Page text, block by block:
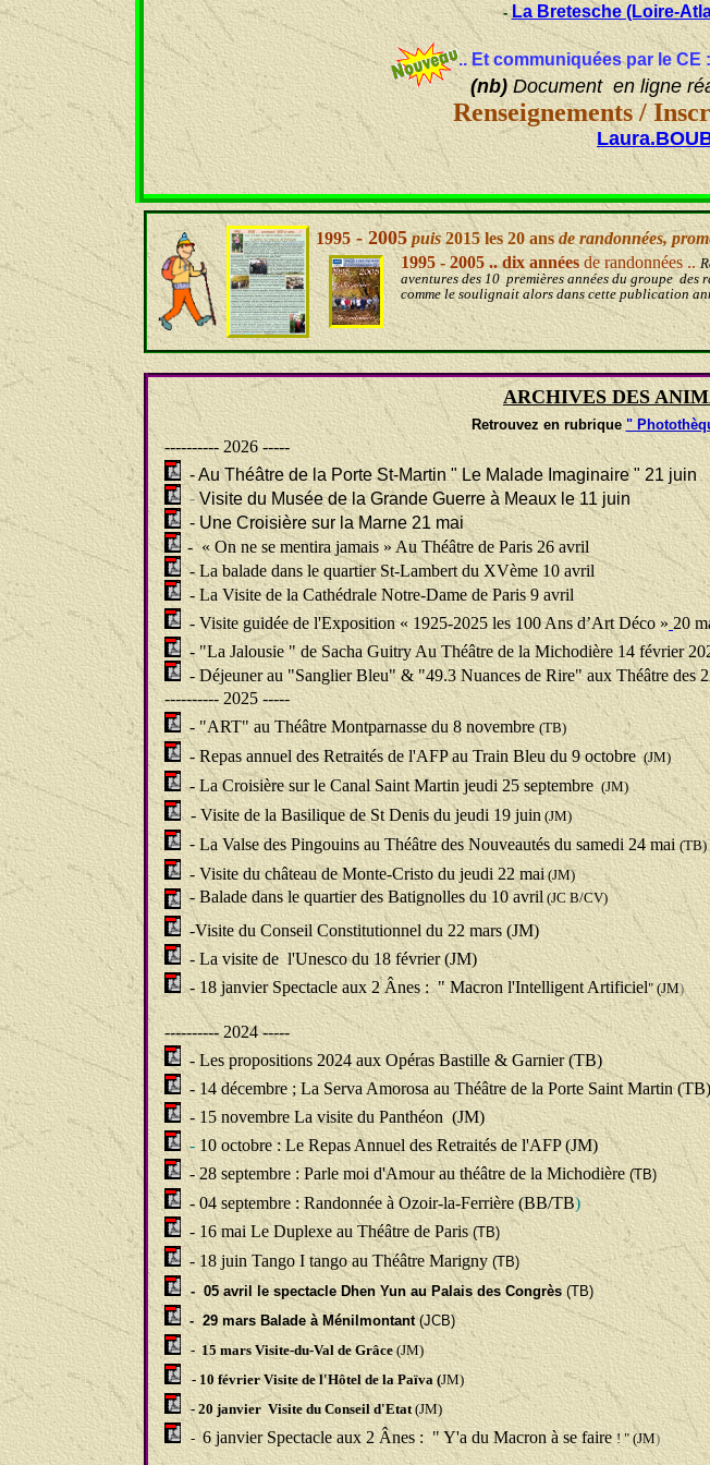
-La Bretesche (Loire-
.. Et communiquées par le CE
(nb)Document en ligne
Renseignements /
1995- 2005 puis2015 les 20 ansde randonnées,
1995 - 2005 .. dix années de randonnées ..
aventures des 10 premières années du groupe
comme le soulignait alors dans cette publication
ARCHIVES DES
Retrouvez en rubrique "
---------- 2026 -----
- Au Théâtre de la Porte St-Martin " Le Malade Imaginaire " 21 juin
-Visite du Musée de la Grande Guerre à Meaux le 11 juin
- Une Croisière sur la Marne 21 mai
- « On ne se mentira jamais » Au Théâtre de Paris 26 avril
- La balade dans le quartier St-Lambert du XVème 10 avril
- La Visite de la Cathédrale Notre-Dame de Paris 9 avril
- Visite guidée de l'Exposition « 1925-2025 les 100 Ans d’Art Déco » 20
- "La Jalousie " de Sacha Guitry Au Théâtre de la Michodière 14 février
- Déjeuner au "Sanglier Bleu" & "49.3 Nuances de Rire" aux Théâtre des
---------- 2025 -----
- "ART" au Théâtre Montparnasse du 8 novembre (TB)
-Repas annuel des Retraités de l'AFP au Train Bleu du 9 octobre (JM)
- La Croisière sur le Canal Saint Martin jeudi 25 septembre (JM)
- Visite de la Basilique de St Denis du jeudi 19 juin (JM)
-La Valse des Pingouins au Théâtre des Nouveautés du samedi 24 mai (TB)
- Visite du château de Monte-Cristo du jeudi 22 mai(JM)
- Balade dans le quartier des Batignolles du 10 avril(JC B/CV)
-Visite du Conseil Constitutionnel du 22 mars (JM)
- La visite de l'Unesco du 18 février(JM)
- 18 janvier Spectacle aux 2 Ânes :" Macron l'Intelligent Artificiel" (JM)
---------- 2024 -----
- Les propositions 2024 aux Opéras Bastille & Garnier (TB)
- 14 décembre ; La Serva Amorosa au Théâtre de la Porte Saint Martin (TB)
- 15 novembre La visite du Panthéon (JM)
- 10 octobre : Le Repas Annuel des Retraités de l'AFP(JM)
- 28 septembre : Parle moi d'Amour au théâtre de la Michodière (TB)
- 04 septembre : Randonnée à Ozoir-la-Ferrière (BB/TB)
- 16 mai Le Duplexe au Théâtre de Paris(TB)
- 18 juin Tango I tango au Théâtre Marigny (TB)
- 05 avril le spectacle Dhen Yun au Palais des Congrès (TB)
- 29 mars Balade à Ménilmontant(JCB)
- 15 mars Visite-du-Val de Grâce(JM)
- 10 février Visitede l'Hôtel de la Païva (JM)
- 20 janvier Visite du Conseil d'Etat(JM)
- 6 janvier Spectacle aux 2 Ânes : " Y'a du Macron à se faire ! " (JM)